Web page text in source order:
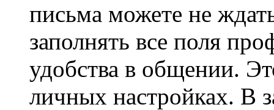
письма можете не
заполнять все поля
удобства в общении.
личных настройках. В